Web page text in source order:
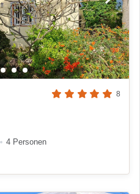
8
4 Personen